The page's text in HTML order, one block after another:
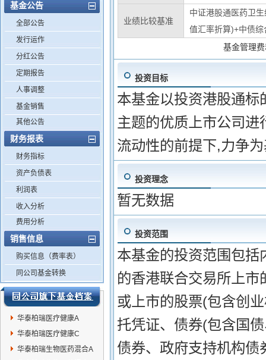
基金公告
全部公告
发行运作
分红公告
定期报告
人事调整
基金销售
其他公告
财务报表
财务指标
资产负债表
利润表
收入分析
费用分析
销售信息
购买信息（费率表）
同公司基金转换
华泰柏瑞医疗健康A
华泰柏瑞医疗健康C
华泰柏瑞生物医药混合A
业绩比较基准
中证港股通医药卫
值汇率折算)+中债
基金管理
投资目标
本基金以投资港股通
主题的优质上市公司
流动性的前提下,力争
投资理念
暂无数据
投资范围
本基金的投资范围包
的香港联合交易所上市
或上市的股票(包含创
托凭证、债券(包含国
债券、政府支持机构